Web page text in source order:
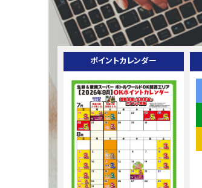
ポイントカレンダー